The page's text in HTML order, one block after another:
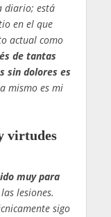
diario; está
en el que
actual como
de tantas
sin dolores es
mismo es mi
virtudes
muy para
lesiones.
sigo